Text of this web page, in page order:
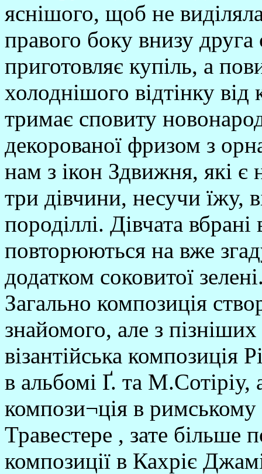
яснішого, щоб не
правого боку внизу
приготовляє купіль, а
холоднішого відтінку від
тримає сповиту
декорованої фризом з
нам з ікон Здвижня, які є
три дівчини, несучи їжу,
породіллі. Дівчата
повторюються на вже
додатком соковитої
Загально композиція
знайомого, але з
візантійська композиція
в альбомі Ґ. та М.Сотіріу,
компози¬ція в
Травестере , зате більше
композиції в Кахріє